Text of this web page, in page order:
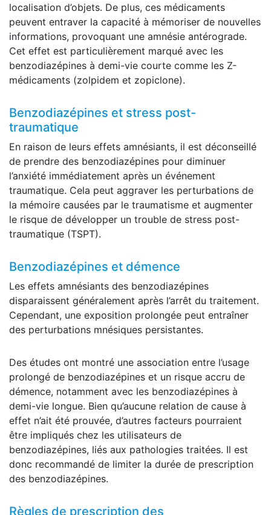
localisation d’objets. De plus, ces médicaments
peuvent entraver la capacité à mémoriser de nouvelles
informations, provoquant une amnésie antérograde.
Cet effet est particulièrement marqué avec les
benzodiazépines à demi-vie courte comme les Z-
médicaments (zolpidem et zopiclone).
Benzodiazépines et stress post-
traumatique
En raison de leurs effets amnésiants, il est déconseillé
de prendre des benzodiazépines pour diminuer
l’anxiété immédiatement après un événement
traumatique. Cela peut aggraver les perturbations de
la mémoire causées par le traumatisme et augmenter
le risque de développer un trouble de stress post-
traumatique (TSPT).
Benzodiazépines et démence
Les effets amnésiants des benzodiazépines
disparaissent généralement après l’arrêt du traitement.
Cependant, une exposition prolongée peut entraîner
des perturbations mnésiques persistantes.
Des études ont montré une association entre l’usage
prolongé de benzodiazépines et un risque accru de
démence, notamment avec les benzodiazépines à
demi-vie longue. Bien qu’aucune relation de cause à
effet n’ait été prouvée, d’autres facteurs pourraient
être impliqués chez les utilisateurs de
benzodiazépines, liés aux pathologies traitées. Il est
donc recommandé de limiter la durée de prescription
des benzodiazépines.
Règles de prescription des